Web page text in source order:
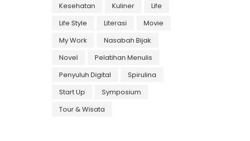
Kesehatan
Kuliner
Life
Life Style
Literasi
Movie
My Work
Nasabah Bijak
Novel
Pelatihan Menulis
Penyuluh Digital
Spirulina
Start Up
Symposium
Tour & Wisata